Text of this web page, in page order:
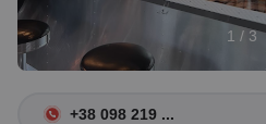
1 / 3
+38 098 219 ...